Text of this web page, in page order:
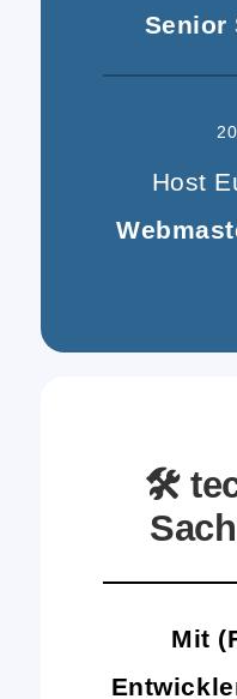
Senior
Host
🛠️
Mit